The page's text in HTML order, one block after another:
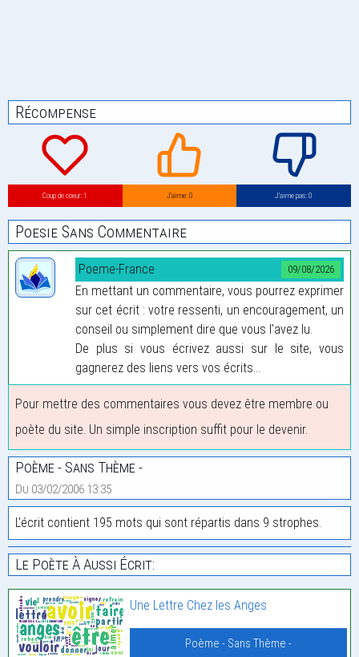
Récompense
Coup de coeur: 1 J’aime: 0 J’aime pas: 0
Poesie Sans Commentaire
09/08/2026
Poeme-France
En mettant un commentaire, vous pourrez exprimer
sur cet écrit : votre ressenti, un encouragement, un
conseil ou simplement dire que vous l'avez lu.
De plus si vous écrivez aussi sur le site, vous
gagnerez des liens vers vos écrits...
Pour mettre des commentaires vous devez être membre ou
poète du site. Un simple inscription suffit pour le devenir.
Poème - Sans Thème -
Du 03/02/2006 13:35
L'écrit contient 195 mots qui sont répartis dans 9 strophes.
Le Poète À Aussi Écrit:
Une Lettre Chez les Anges
Poème - Sans Thème -